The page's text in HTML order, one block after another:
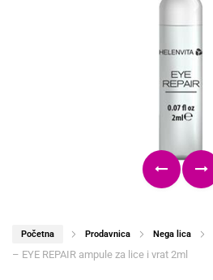
Početna Prodavnica Nega lica
– EYE REPAIR ampule za lice i vrat 2ml